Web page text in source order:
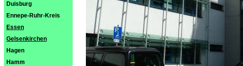
Duisburg
Ennepe-Ruhr-Kreis
Essen
Gelsenkirchen
Hagen
Hamm